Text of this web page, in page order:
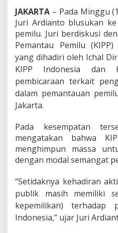
r
d
a
n
J
u
r
l
U
R
I
B
l
s
u
k
a
n
JAKARTA – Pada Minggu
Juri Ardianto blusukan
pemilu. Juri berdiskusi
Pemantau Pemilu (KIPP)
yang dihadiri oleh Ichal
KIPP Indonesia dan
pembicaraan terkait
dalam pemantauan
Jakarta.
Pada kesempatan
mengatakan bahwa
menghimpun massa
dengan modal semangat
“Setidaknya kehadiran
publik masih memiliki
kepemilikan) terhadap
Indonesia,” ujar Juri